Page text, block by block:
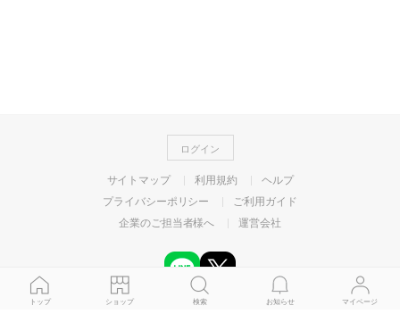
トップ ショップ 検索 お知らせ マイページ
ログイン
サイトマップ 利用規約
ヘルプ
プライバシーポリシー
ご利用ガイド
企業のご担当者様へ
運営会社